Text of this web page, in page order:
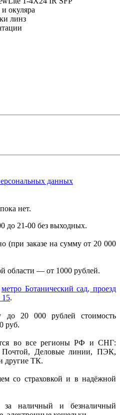
окуляра
линз
данных
нет.
до 21-00 без выходных.
(при заказе на сумму от 20 000
области — от 1000 рублей.
метро Ботанический сад, проезд
15.
до 20 000 рублей стоимость
руб.
во все регионы РФ и СНГ:
Почтой, Деловые линии, ПЭК,
другие ТК.
со страховкой и в надёжной
за наличный и безналичный